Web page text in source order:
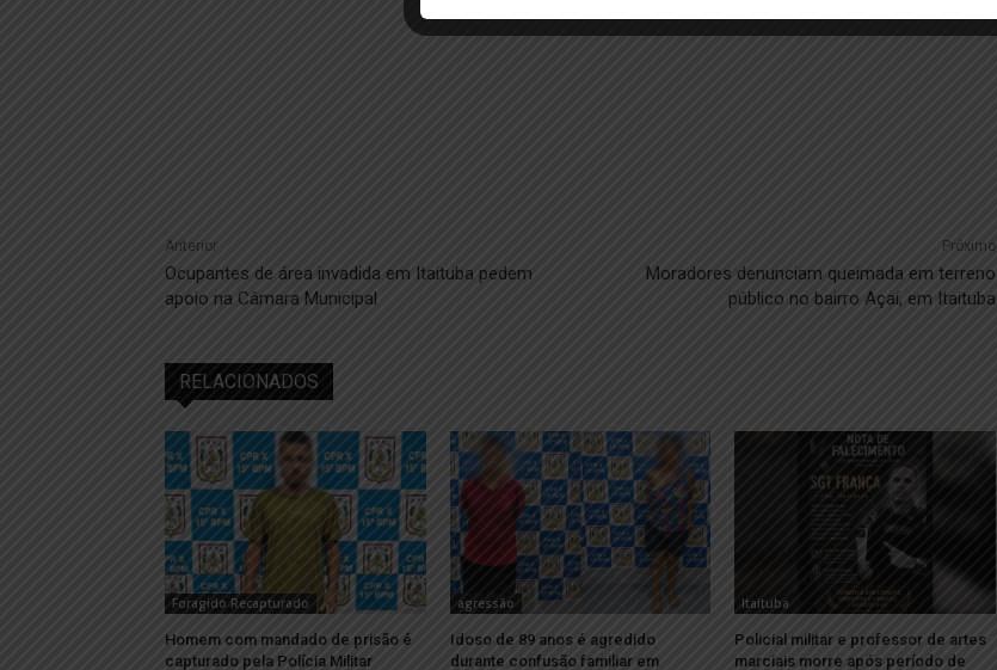
Anterior
Ocupantes de área invadida em Itaituba pedem
apoio na Câmara Municipal
Próximo
Moradores denunciam queimada em terreno
público no bairro Açaí, em Itaituba
RELACIONADOS
Foragido Recapturado
Homem com mandado de prisão é
capturado pela Polícia Militar
agressão
Idoso de 89 anos é agredido
durante confusão familiar em
Itaituba
Policial militar e professor de artes
marciais morre após período de